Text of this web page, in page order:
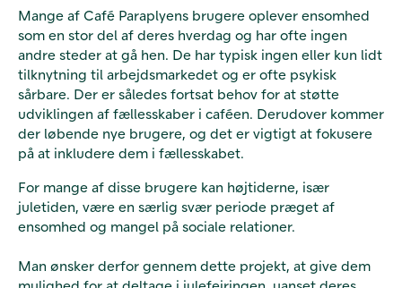
Mange af Café Paraplyens brugere oplever ensomhed
som en stor del af deres hverdag og har ofte ingen
andre steder at gå hen. De har typisk ingen eller kun lidt
tilknytning til arbejdsmarkedet og er ofte psykisk
sårbare. Der er således fortsat behov for at støtte
udviklingen af fællesskaber i caféen. Derudover kommer
der løbende nye brugere, og det er vigtigt at fokusere
på at inkludere dem i fællesskabet.
For mange af disse brugere kan højtiderne, især
juletiden, være en særlig svær periode præget af
ensomhed og mangel på sociale relationer.
Man ønsker derfor gennem dette projekt, at give dem